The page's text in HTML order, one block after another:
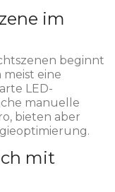
im
beginnt
eine
LED-
manuelle
bieten aber
mit